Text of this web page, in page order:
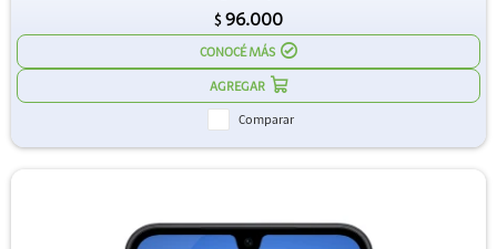
$ 96.000
CONOCÉ MÁS
Comparar